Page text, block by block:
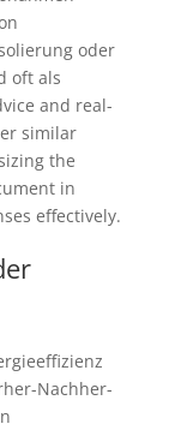
oder
oft als
and real-
similar
the
in
effectively.
Nachher-